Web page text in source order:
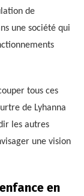
de
une société qui
tous ces
de Lyhanna
les autres
une vision
en